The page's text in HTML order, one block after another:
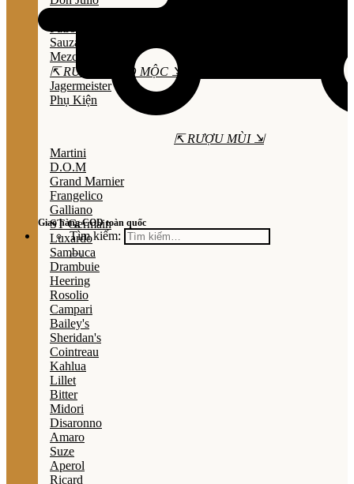
Giao hàng COD toàn quốc
Tìm kiếm:
Sauza
Mezcal
⇱ RƯỢU THẢO MỘC ⇲
Jagermeister
Phụ Kiện
⇱ RƯỢU MÙI ⇲
Martini
D.O.M
Grand Marnier
Frangelico
Galliano
ST Germain
Luxardo
Sambuca
Drambuie
Heering
Rosolio
Campari
Bailey's
Sheridan's
Cointreau
Kahlua
Lillet
Bitter
Midori
Disaronno
Amaro
Suze
Aperol
Ricard